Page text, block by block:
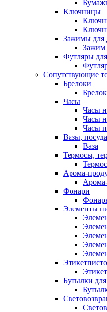
Ключницы
Зажимы для
Зажим
Футляры
Сопутствующие
Брелоки
Брелок
Часы
Часы
Часы
Часы
Вазы, посуда
Ваза
Термосы,
Термос
Арома-
Фонари
Элементы
Бутылки